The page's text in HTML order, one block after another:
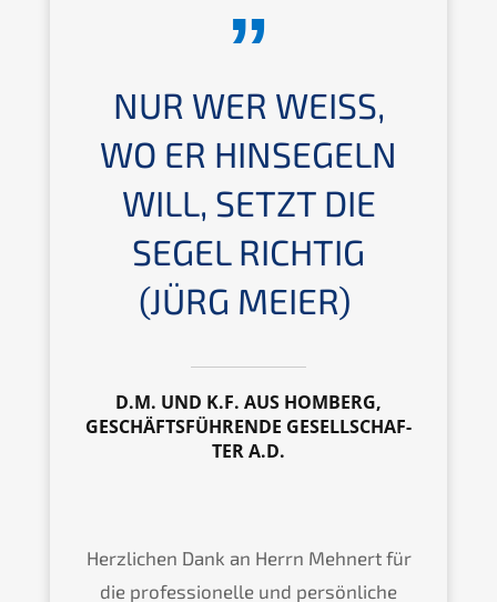
NUR WER WEISS, W
O ER HINSE­GELN W
ILL, SETZT DIE S
EGEL RICHTIG (
JÜRG MEIER)
D.M. UND K.F. AUS HOMBERG,
GESCHÄFTS­FÜH­REN­DE GESELL­SCHAF­
TER A.D.
Herzli­chen Dank an Herrn Mehnert für
die profes­sio­nel­le und persön­li­che